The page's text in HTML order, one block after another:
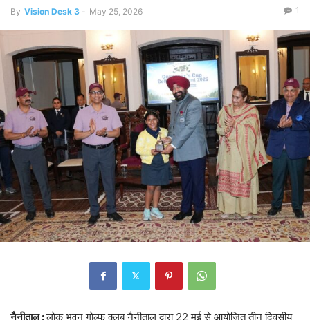
By Vision Desk 3 - May 25, 2026 1
नैनीताल :लोक भवन गोल्फ क्लब नैनीताल द्वारा 22 मई से आयोजित तीन दिवसीय